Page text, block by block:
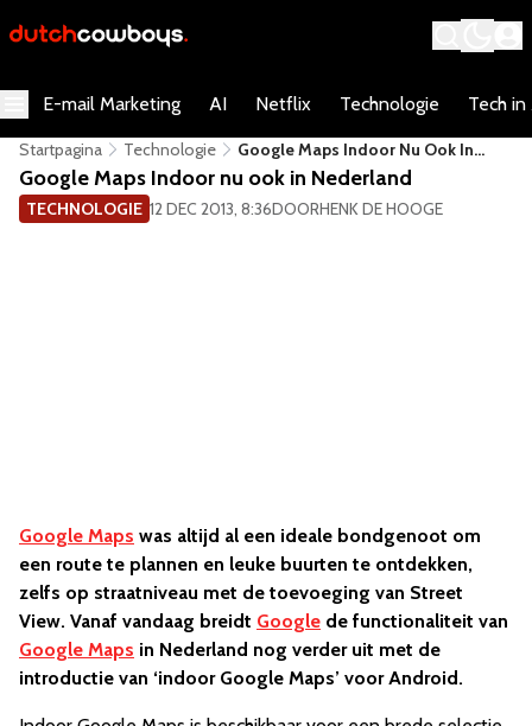
E-mail Marketing AI Netflix Technologie Tech in
Startpagina Technologie
Google Maps Indoor Nu Ook In
Nederland
Google Maps Indoor nu ook in Nederland
TECHNOLOGIE 12 DEC 2013, 8:36DOORHENK DE HOOGE
Google Maps was altijd al een ideale bondgenoot om
een route te plannen en leuke buurten te ontdekken,
zelfs op straatniveau met de toevoeging van Street
View. Vanaf vandaag breidt Google de functionaliteit van
Google Maps in Nederland nog verder uit met de
introductie van ‘indoor Google Maps’ voor Android.